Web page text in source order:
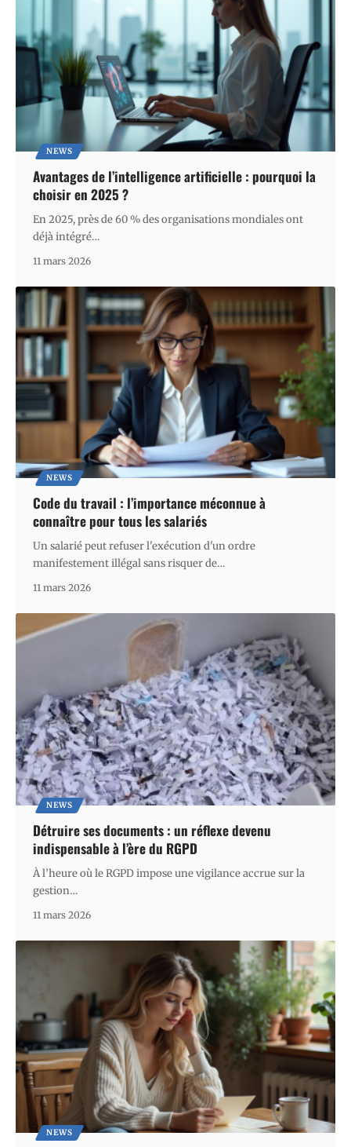
NEWS
Avantages de l’intelligence artificielle : pourquoi la
choisir en 2025 ?
En 2025, près de 60 % des organisations mondiales ont
déjà intégré…
11 mars 2026
NEWS
Code du travail : l’importance méconnue à
connaître pour tous les salariés
Un salarié peut refuser l'exécution d'un ordre
manifestement illégal sans risquer de…
11 mars 2026
NEWS
Détruire ses documents : un réflexe devenu
indispensable à l’ère du RGPD
À l’heure où le RGPD impose une vigilance accrue sur la
gestion…
11 mars 2026
NEWS